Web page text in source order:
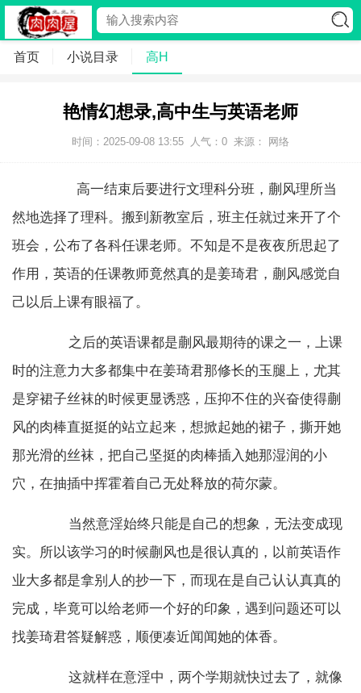
首页 小说目录 高H
艳情幻想录,高中生与英语老师
时间：2025-09-08 13:55 人气： 0 来源： 网络
高一结束后要进行文理科分班，蒯风理所当
然地选择了理科。搬到新教室后，班主任就过来开了个
班会，公布了各科任课老师。不知是不是夜夜所思起了
作用，英语的任课教师竟然真的是姜琦君，蒯风感觉自
己以后上课有眼福了。
之后的英语课都是蒯风最期待的课之一，上课
时的注意力大多都集中在姜琦君那修长的玉腿上，尤其
是穿裙子丝袜的时候更显诱惑，压抑不住的兴奋使得蒯
风的肉棒直挺挺的站立起来，想掀起她的裙子，撕开她
那光滑的丝袜，把自己坚挺的肉棒插入她那湿润的小
穴，在抽插中挥霍着自己无处释放的荷尔蒙。
当然意淫始终只能是自己的想象，无法变成现
实。所以该学习的时候蒯风也是很认真的，以前英语作
业大多都是拿别人的抄一下，而现在是自己认认真真的
完成，毕竟可以给老师一个好的印象，遇到问题还可以
找姜琦君答疑解惑，顺便凑近闻闻她的体香。
这就样在意淫中，两个学期就快过去了，就像